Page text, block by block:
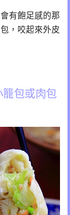
有飽足感的那
，咬起來外皮
包或肉包